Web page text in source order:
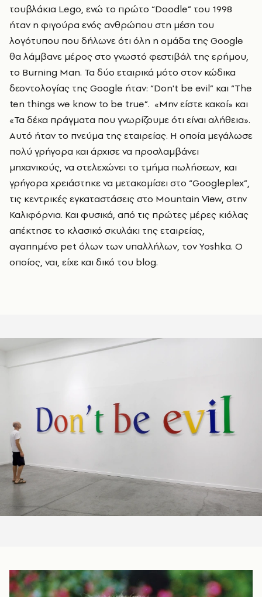
τουβλάκια Lego, ενώ το πρώτο “Doodle” του 1998
ήταν η φιγούρα ενός ανθρώπου στη μέση του
λογότυπου που δήλωνε ότι όλη η ομάδα της Google
θα λάμβανε μέρος στο γνωστό φεστιβάλ της ερήμου,
το Burning Man. Τα δύο εταιρικά μότο στον κώδικα
δεοντολογίας της Google ήταν: “Don't be evil” και “The
ten things we know to be true”. «Μην είστε κακοί» και
«Τα δέκα πράγματα που γνωρίζουμε ότι είναι αλήθεια».
Αυτό ήταν το πνεύμα της εταιρείας. Η οποία μεγάλωσε
πολύ γρήγορα και άρχισε να προσλαμβάνει
μηχανικούς, να στελεχώνει το τμήμα πωλήσεων, και
γρήγορα χρειάστηκε να μετακομίσει στο “Googleplex”,
τις κεντρικές εγκαταστάσεις στο Mountain View, στην
Καλιφόρνια. Και φυσικά, από τις πρώτες μέρες κιόλας
απέκτησε το κλασικό σκυλάκι της εταιρείας,
αγαπημένο pet όλων των υπαλλήλων, τον Yoshka. Ο
οποίος, ναι, είχε και δικό του blog.